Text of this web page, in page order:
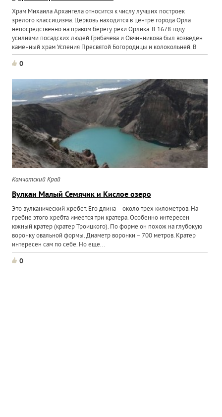
Храм Михаила Архангела относится к числу лучших построек
зрелого классицизма. Церковь находится в центре города Орла
непосредственно на правом берегу реки Орлика. В 1678 году
усилиями посадских людей Грибачева и Овчинникова был возведен
каменный храм Успения Пресвятой Богородицы и колокольней. В
0
Камчатский Край
Вулкан Малый Семячик и Кислое озеро
Это вулканический хребет. Его длина – около трех километров. На
гребне этого хребта имеется три кратера. Особенно интересен
южный кратер (кратер Троицкого). По форме он похож на глубокую
воронку овальной формы. Диаметр воронки – 700 метров. Кратер
интересен сам по себе. Но еще...
0